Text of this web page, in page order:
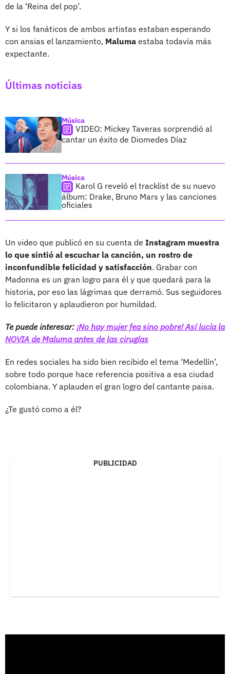
de la ‘Reina del pop’.
Y si los fanáticos de ambos artistas estaban esperando
con ansias el lanzamiento, Maluma estaba todavía más
expectante.
Últimas noticias
Música
VIDEO: Mickey Taveras sorprendió al
cantar un éxito de Diomedes Díaz
Música
Karol G reveló el tracklist de su nuevo
álbum: Drake, Bruno Mars y las canciones
oficiales
Un video que publicó en su cuenta de Instagram muestra
lo que sintió al escuchar la canción, un rostro de
inconfundible felicidad y satisfacción. Grabar con
Madonna es un gran logro para él y que quedará para la
historia, por eso las lágrimas que derramó. Sus seguidores
lo felicitaron y aplaudieron por humildad.
Te puede interesar: ¡No hay mujer fea sino pobre! Así lucía la
NOVIA de Maluma antes de las cirugías
En redes sociales ha sido bien recibido el tema ‘Medellín’,
sobre todo porque hace referencia positiva a esa ciudad
colombiana. Y aplauden el gran logro del cantante paisa.
¿Te gustó como a él?
PUBLICIDAD